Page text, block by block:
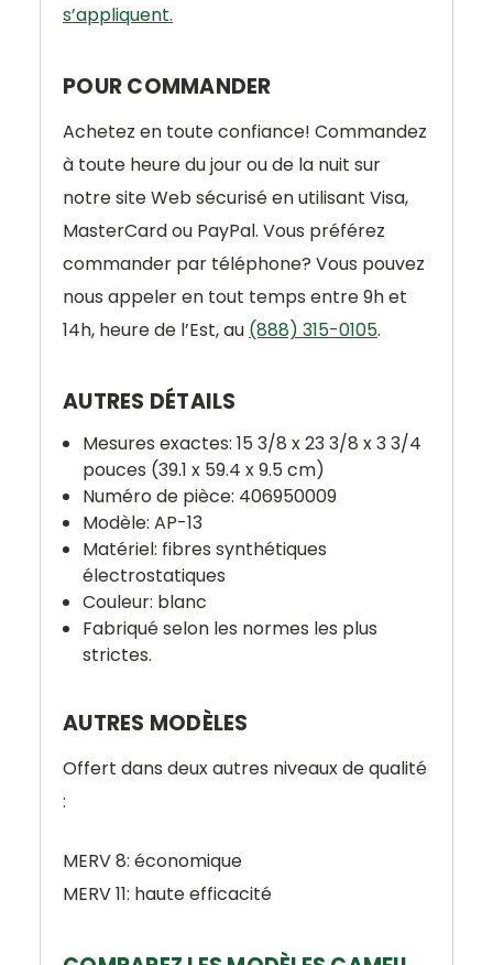
s’appliquent.
POUR COMMANDER
Achetez en toute confiance! Commandez
à toute heure du jour ou de la nuit sur
notre site Web sécurisé en utilisant Visa,
MasterCard ou PayPal. Vous préférez
commander par téléphone? Vous pouvez
nous appeler en tout temps entre 9h et
14h, heure de l’Est, au (888) 315-0105.
AUTRES DÉTAILS
Mesures exactes: 15 3/8 x 23 3/8 x 3 3/4
pouces (39.1 x 59.4 x 9.5 cm)
Numéro de pièce: 406950009
Modèle: AP-13
Matériel: fibres synthétiques
électrostatiques
Couleur: blanc
Fabriqué selon les normes les plus
strictes.
AUTRES MODÈLES
Offert dans deux autres niveaux de qualité
:
MERV 8: économique
MERV 11: haute efficacité